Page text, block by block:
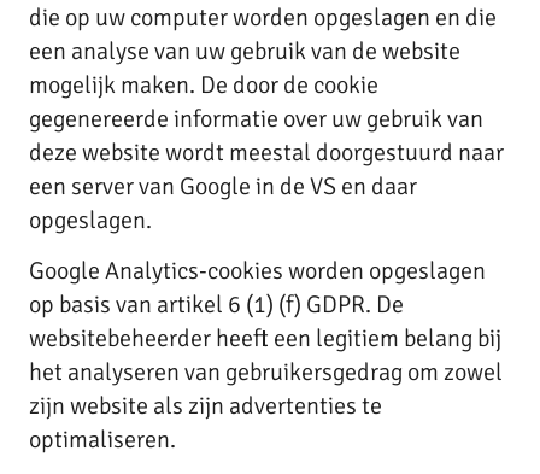
die op uw computer worden opgeslagen en die
een analyse van uw gebruik van de website
mogelijk maken. De door de cookie
gegenereerde informatie over uw gebruik van
deze website wordt meestal doorgestuurd naar
een server van Google in de VS en daar
opgeslagen.
Google Analytics-cookies worden opgeslagen
op basis van artikel 6 (1) (f) GDPR. De
websitebeheerder heeft een legitiem belang bij
het analyseren van gebruikersgedrag om zowel
zijn website als zijn advertenties te
optimaliseren.